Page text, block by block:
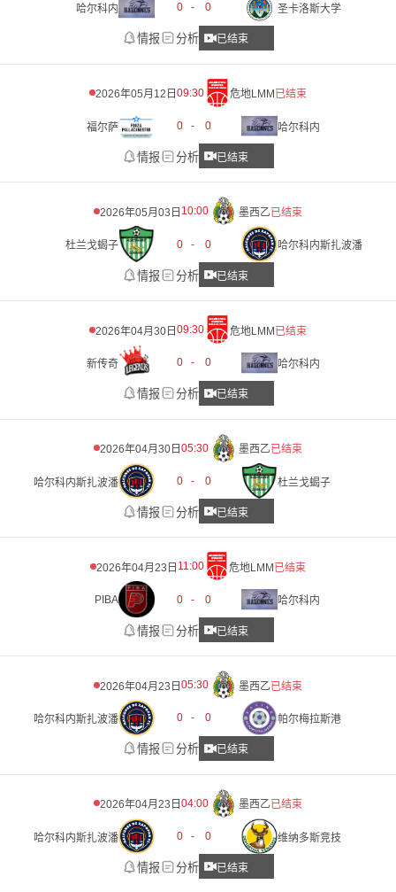
哈尔科内 0 - 0 圣卡洛斯大学
情报 分析 已结束
2026年05月12日09:30 危地LMM 已结束
福尔萨 0 - 0 哈尔科内
情报 分析 已结束
2026年05月03日 10:00 墨西乙已结束
杜兰戈蝎子 0 - 0 哈尔科内斯扎波潘
情报 分析 已结束
2026年04月30日09:30 危地LMM已结束
新传奇 0 - 0 哈尔科内
情报 分析 已结束
2026年04月30日 05:30 墨西乙已结束
哈尔科内斯扎波潘 0 - 0 杜兰戈蝎子
情报 分析 已结束
2026年04月23日 11:00 危地LMM已结束
PIBA 0 - 0 哈尔科内
情报 分析 已结束
2026年04月23日 05:30 墨西乙已结束
哈尔科内斯扎波潘 0 - 0 帕尔梅拉斯港
情报 分析 已结束
2026年04月23日 04:00 墨西乙已结束
哈尔科内斯扎波潘 0 - 0 维纳多斯竞技
情报 分析 已结束